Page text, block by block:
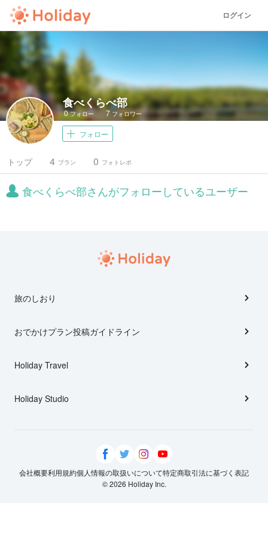
ログイン
食べくらべ部
0フォロー 7 フォロワー
フォロー
トップ プラン
4 フォトレポ
0
食べくらべ部さんがフォローしているユーザー
旅のしおり
おでかけプラン投稿ガイドライン
Holiday Travel
Holiday Studio
会社概要利用規約個人情報の取扱いについて特定商取引法に基づく表記
© 2026 Holiday Inc.